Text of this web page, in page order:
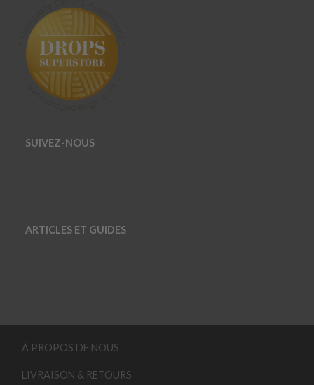
SUIVEZ-NOUS
ARTICLES ET GUIDES
À PROPOS DE NOUS
LIVRAISON & RETOURS